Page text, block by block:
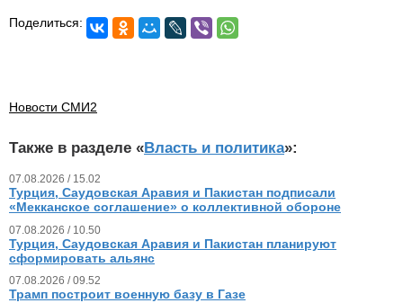
Поделиться:
Новости СМИ2
Также в разделе «Власть и политика»:
07.08.2026 / 15.02
Турция, Саудовская Аравия и Пакистан подписали
«Мекканское соглашение» о коллективной обороне
07.08.2026 / 10.50
Турция, Саудовская Аравия и Пакистан планируют
сформировать альянс
07.08.2026 / 09.52
Трамп построит военную базу в Газе